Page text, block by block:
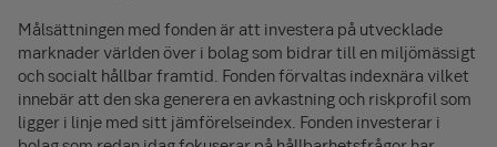
Målsättningen med fonden är att investera på utvecklade
marknader världen över i bolag som bidrar till en miljömässigt
och socialt hållbar framtid. Fonden förvaltas indexnära vilket
innebär att den ska generera en avkastning och riskprofil som
ligger i linje med sitt jämförelseindex. Fonden investerar i